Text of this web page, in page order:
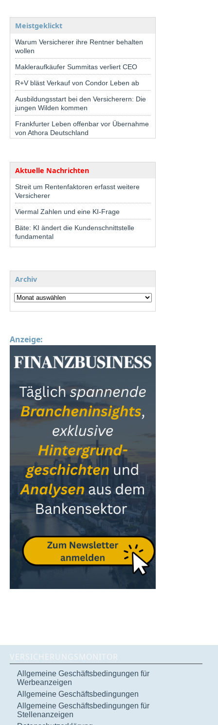
Meistgeklickt
Warum Versicherer ihre Rentner behalten
wollen
Makleraufkäufer Summitas verliert CEO
R+V bläst Verkauf von Condor Leben ab
Ausbildungsstart bei den Versicherern: Die
jungen Wilden kommen
Frankfurter Leben offenbar vor Übernahme
von Athora Deutschland
Aktuelle Nachrichten
Streit um Rentenfaktoren erfasst weitere
Versicherer
Viermal Zahlen und eine KI-Frage
Bäte: KI ändert die Kundenschnittstelle
fundamental
Archiv
Anzeige:
VERSICHERUNGSMONITOR
Allgemeine Geschäftsbedingungen für
Werbeanzeigen
Allgemeine Geschäftsbedingungen
Allgemeine Geschäftsbedingungen für
Stellenanzeigen